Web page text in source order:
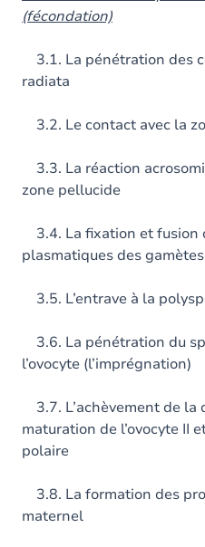
(fécondation)
3.1. La pénétration des
radiata
3.2. Le contact avec la
3.3. La réaction
zone pellucide
3.4. La fixation et fusion
plasmatiques des gamètes
3.5. L’entrave à la
3.6. La pénétration du
l’ovocyte (l’imprégnation)
3.7. L’achèvement de la
maturation de l’ovocyte II
polaire
3.8. La formation des
maternel